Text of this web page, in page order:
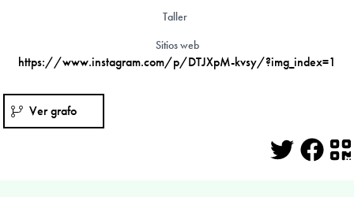
Taller
Sitios web
https://www.instagram.com/p/DTJXpM-kvsy/?img_index=1
Ver grafo